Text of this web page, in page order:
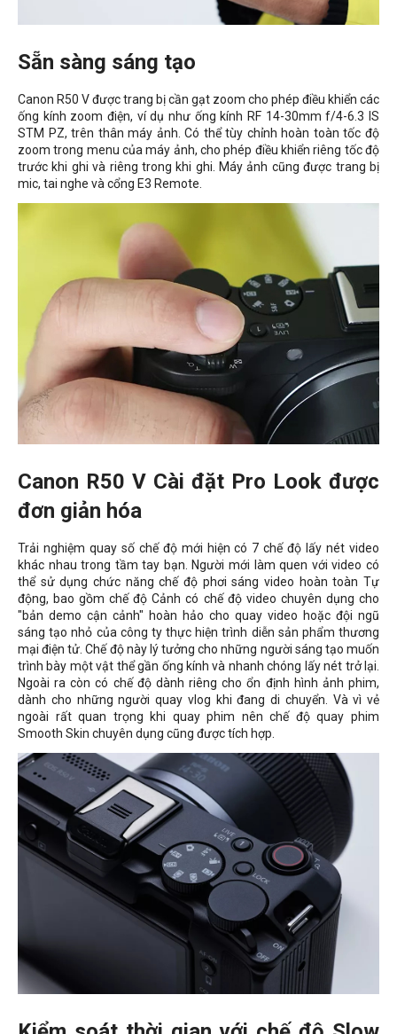
Sẵn sàng sáng tạo
Canon R50 V được trang bị cần gạt zoom cho phép điều khiển các
ống kính zoom điện, ví dụ như ống kính RF 14-30mm f/4-6.3 IS
STM PZ, trên thân máy ảnh. Có thể tùy chỉnh hoàn toàn tốc độ
zoom trong menu của máy ảnh, cho phép điều khiển riêng tốc độ
trước khi ghi và riêng trong khi ghi. Máy ảnh cũng được trang bị
mic, tai nghe và cổng E3 Remote.
Canon R50 V Cài đặt Pro Look được
đơn giản hóa
Trải nghiệm quay số chế độ mới hiện có 7 chế độ lấy nét video
khác nhau trong tầm tay bạn. Người mới làm quen với video có
thể sử dụng chức năng chế độ phơi sáng video hoàn toàn Tự
động, bao gồm chế độ Cảnh có chế độ video chuyên dụng cho
"bản demo cận cảnh" hoàn hảo cho quay video hoặc đội ngũ
sáng tạo nhỏ của công ty thực hiện trình diễn sản phẩm thương
mại điện tử. Chế độ này lý tưởng cho những người sáng tạo muốn
trình bày một vật thể gần ống kính và nhanh chóng lấy nét trở lại.
Ngoài ra còn có chế độ dành riêng cho ổn định hình ảnh phim,
dành cho những người quay vlog khi đang di chuyển. Và vì vẻ
ngoài rất quan trọng khi quay phim nên chế độ quay phim
Smooth Skin chuyên dụng cũng được tích hợp.